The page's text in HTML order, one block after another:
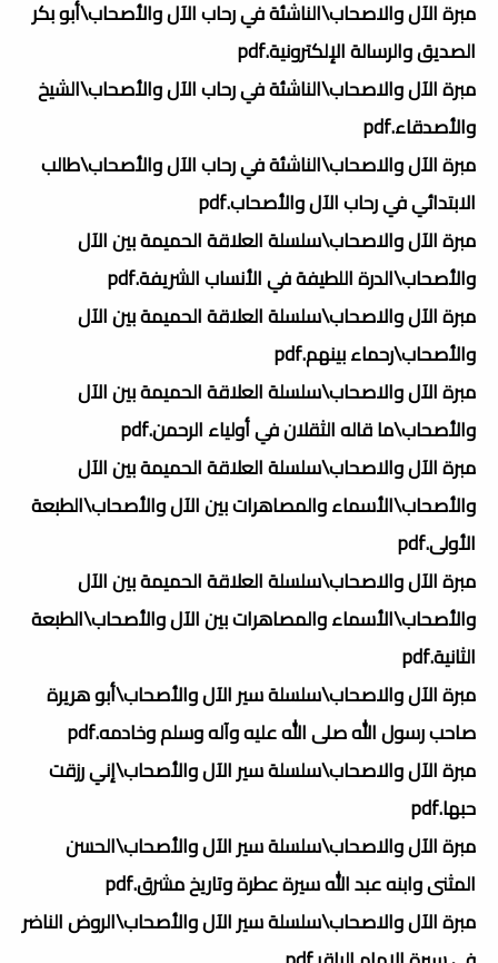
مبرة الآل والاصحاب\الناشئة في رحاب الآل والأصحاب\أبو بكر
الصديق والرسالة الإلكترونية.pdf
مبرة الآل والاصحاب\الناشئة في رحاب الآل والأصحاب\الشيخ
والأصدقاء.pdf
مبرة الآل والاصحاب\الناشئة في رحاب الآل والأصحاب\طالب
الابتدائي في رحاب الآل والأصحاب.pdf
مبرة الآل والاصحاب\سلسلة العلاقة الحميمة بين الآل
والأصحاب\الدرة اللطيفة في الأنساب الشريفة.pdf
مبرة الآل والاصحاب\سلسلة العلاقة الحميمة بين الآل
والأصحاب\رحماء بينهم.pdf
مبرة الآل والاصحاب\سلسلة العلاقة الحميمة بين الآل
والأصحاب\ما قاله الثقلان في أولياء الرحمن.pdf
مبرة الآل والاصحاب\سلسلة العلاقة الحميمة بين الآل
والأصحاب\الأسماء والمصاهرات بين الآل والأصحاب\الطبعة
الأولى.pdf
مبرة الآل والاصحاب\سلسلة العلاقة الحميمة بين الآل
والأصحاب\الأسماء والمصاهرات بين الآل والأصحاب\الطبعة
الثانية.pdf
مبرة الآل والاصحاب\سلسلة سير الآل والأصحاب\أبو هريرة
صاحب رسول الله صلى الله عليه وآله وسلم وخادمه.pdf
مبرة الآل والاصحاب\سلسلة سير الآل والأصحاب\إني رزقت
حبها.pdf
مبرة الآل والاصحاب\سلسلة سير الآل والأصحاب\الحسن
المثنى وابنه عبد الله سيرة عطرة وتاريخ مشرق.pdf
مبرة الآل والاصحاب\سلسلة سير الآل والأصحاب\الروض الناضر